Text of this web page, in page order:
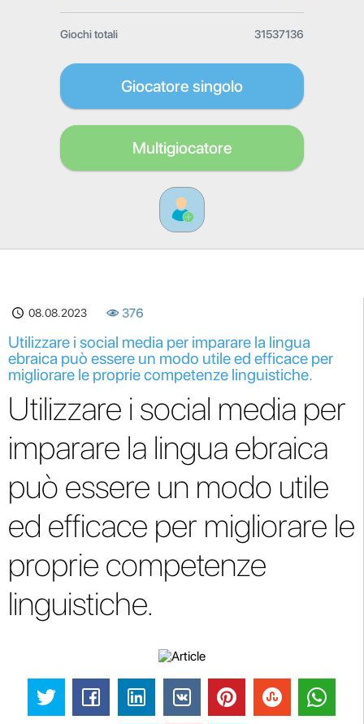
Giochi totali 31537136
Giocatore singolo
Multigiocatore
08.08.2023 376
Utilizzare i social media per imparare la lingua
ebraica può essere un modo utile ed efficace per
migliorare le proprie competenze linguistiche.
Utilizzare i social media per
imparare la lingua ebraica
può essere un modo utile
ed efficace per migliorare le
proprie competenze
linguistiche.